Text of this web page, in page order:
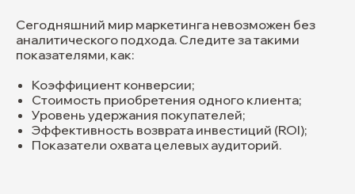
Сегодняшний мир маркетинга невозможен без
аналитического подхода. Следите за такими
показателями, как:
Коэффициент конверсии;
Стоимость приобретения одного клиента;
Уровень удержания покупателей;
Эффективность возврата инвестиций (ROI);
Показатели охвата целевых аудиторий.
давайте